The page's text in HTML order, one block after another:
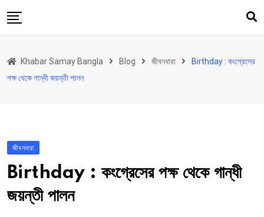
to
উত্তরবঙ্গ
আরও কিছু
Contact
Khabar Samay Hindi
Khabar Samay Bangla Blog জীবনধারা
Birthday : কংগ্রেসের
পক্ষ থেকে গান্ধী জয়ন্তী পালন
জীবনধারা
Birthday : কংগ্রেসের পক্ষ থেকে গান্ধী
জয়ন্তী পালন